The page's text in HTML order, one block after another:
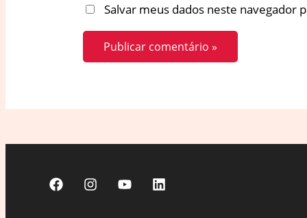
Salvar meus dados neste navegador